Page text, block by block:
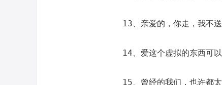
13、亲爱的，你走，我不
14、爱这个虚拟的东西可
15、曾经的我们，也许都